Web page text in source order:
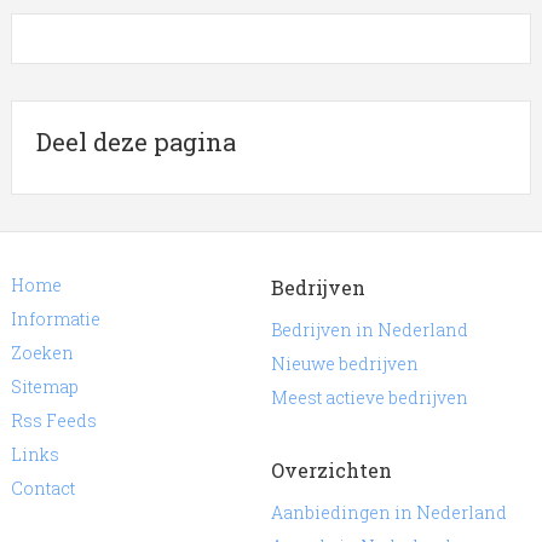
Deel deze pagina
Home
Informatie
Zoeken
Sitemap
Rss Feeds
Links
Contact
Bedrijven
Bedrijven in Nederland
Nieuwe bedrijven
Meest actieve bedrijven
Overzichten
Aanbiedingen in Nederland